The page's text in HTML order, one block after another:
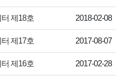
제18호 작성일
2018-02-08
제17호 작성일
2017-08-07
제16호 작성일
2017-02-28